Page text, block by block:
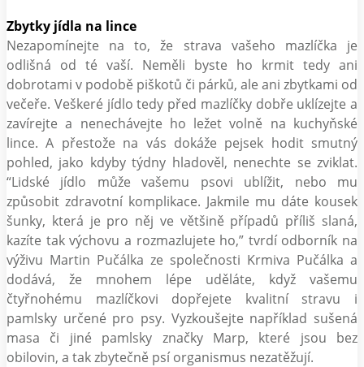
Zbytky jídla na lince
Nezapomínejte na to, že strava vašeho mazlíčka je
odlišná od té vaší. Neměli byste ho krmit tedy ani
dobrotami v podobě piškotů či párků, ale ani zbytkami od
večeře. Veškeré jídlo tedy před mazlíčky dobře uklízejte a
zavírejte a nenechávejte ho ležet volně na kuchyňské
lince. A přestože na vás dokáže pejsek hodit smutný
pohled, jako kdyby týdny hladověl, nenechte se zviklat.
“Lidské jídlo může vašemu psovi ublížit, nebo mu
způsobit zdravotní komplikace. Jakmile mu dáte kousek
šunky, která je pro něj ve většině případů příliš slaná,
kazíte tak výchovu a rozmazlujete ho,” tvrdí odborník na
výživu Martin Pučálka ze společnosti Krmiva Pučálka a
dodává, že mnohem lépe uděláte, když vašemu
čtyřnohému mazlíčkovi dopřejete kvalitní stravu i
pamlsky určené pro psy. Vyzkoušejte například sušená
masa či jiné pamlsky značky Marp, které jsou bez
obilovin, a tak zbytečně psí organismus nezatěžují.